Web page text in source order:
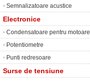
• Semnalizatoare acustice
Electronice
• Condensatoare pentru motoare
• Potentiometre
• Punti redresoare
Surse de tensiune